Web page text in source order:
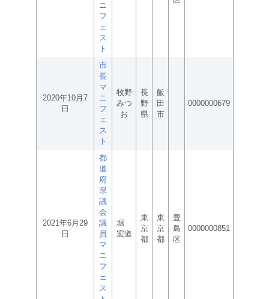
ニ
フ
ェ
ス
ト
2020年10月7
日
市
長
マ
ニ
フ
ェ
ス
ト
牧野
みつ
お
長
野
県
飯
田
市
0000000679
2021年6月29
日
都
道
府
県
議
会
議
員
マ
ニ
フ
ェ
ス
堀
宏道
東
京
都
東
京
都
豊
島
区
0000000851